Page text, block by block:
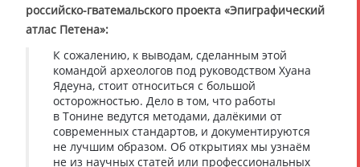
российско-гватемальского проекта «Эпиграфический
атлас Петена»:
К сожалению, к выводам, сделанным этой
командой археологов под руководством Хуана
Ядеуна, стоит относиться с большой
осторожностью. Дело в том, что работы
в Тонине ведутся методами, далёкими от
современных стандартов, и документируются
не лучшим образом. Об открытиях мы узнаём
не из научных статей или профессиональных